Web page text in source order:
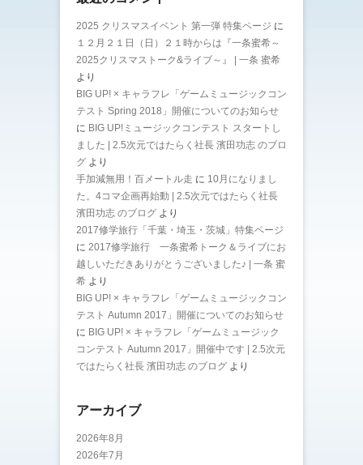
2025 クリスマスイベント 第一弾 特集ページ に
１２月２１日（日）２１時からは『一条蜜希～
2025クリスマストーク&ライブ～』 | 一条 蜜希
より
BIG UP! × キャラフレ「ゲームミュージックコン
テスト Spring 2018」開催についてのお知らせ
に BIG UP!ミュージックコンテスト スタートし
ました | 2.5次元ではたらく社長 濱田功志 のブロ
グ より
手加減無用！百メートル走 に 10月になりまし
た。4コマ企画再始動 | 2.5次元ではたらく社長
濱田功志 のブログ より
2017修学旅行「千葉・埼玉・茨城」特集ページ
に 2017修学旅行 一条蜜希トーク＆ライブにお
越しいただきありがとうございました♪ | 一条 蜜
希 より
BIG UP! × キャラフレ「ゲームミュージックコン
テスト Autumn 2017」開催についてのお知らせ
に BIG UP! × キャラフレ「ゲームミュージック
コンテスト Autumn 2017」開催中です | 2.5次元
ではたらく社長 濱田功志 のブログ より
アーカイブ
2026年8月
2026年7月